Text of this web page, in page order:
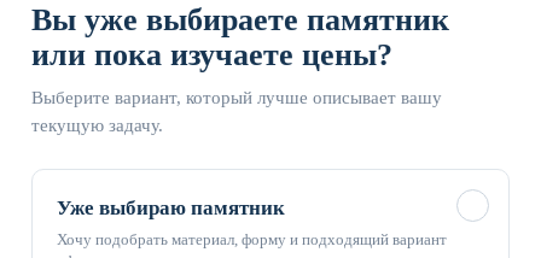
Вы уже выбираете памятник
или пока изучаете цены?
Выберите вариант, который лучше описывает вашу
текущую задачу.
Уже выбираю памятник
Хочу подобрать материал, форму и подходящий вариант